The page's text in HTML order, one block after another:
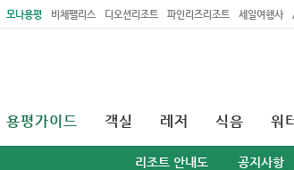
모나용평 비체팰리스 디오션리조트 파인리즈리조트 세일여행사
용평가이드
리조트 안내도 공지사항
객실 레저 식음 워